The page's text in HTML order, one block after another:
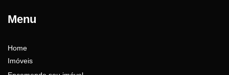
Menu
Home
Imóveis